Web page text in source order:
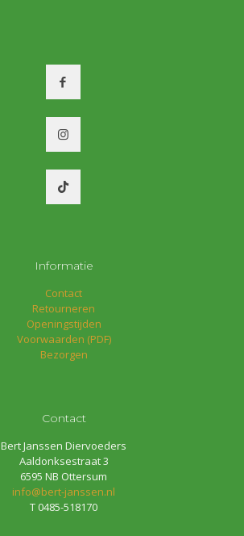
Informatie
Contact
Retourneren
Openingstijden
Voorwaarden (PDF)
Bezorgen
Contact
Bert Janssen Diervoeders
Aaldonksestraat 3
6595 NB Ottersum
info@bert-janssen.nl
T 0485-518170